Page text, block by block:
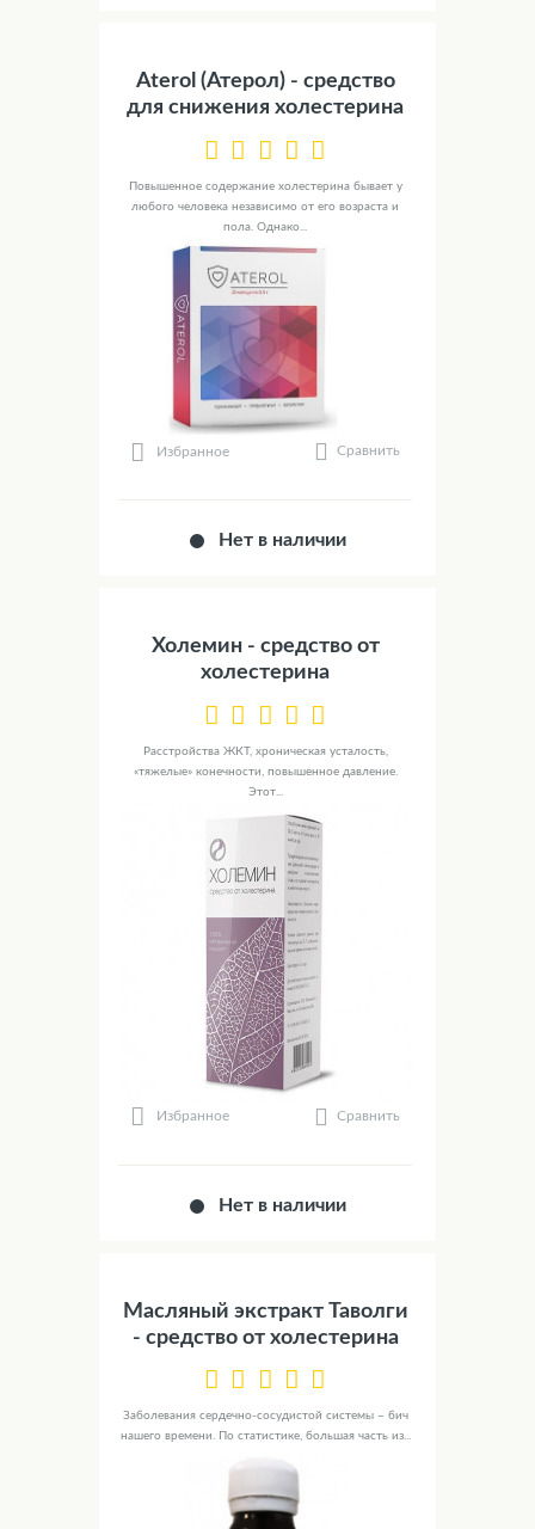
Aterol (Атерол) - средство
для снижения холестерина
Повышенное содержание холестерина бывает у
любого человека независимо от его возраста и
пола. Однако...
Избранное Сравнить
Нет в наличии
Холемин - средство от
холестерина
Расстройства ЖКТ, хроническая усталость,
«тяжелые» конечности, повышенное давление.
Этот...
Избранное Сравнить
Нет в наличии
Масляный экстракт Таволги
- средство от холестерина
Заболевания сердечно-сосудистой системы – бич
нашего времени. По статистике, большая часть из...